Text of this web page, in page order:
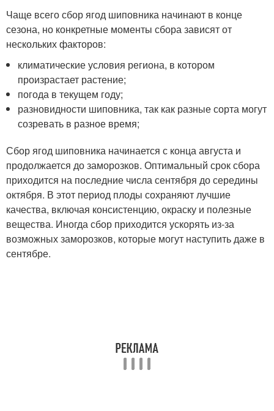
Чаще всего сбор ягод шиповника начинают в конце
сезона, но конкретные моменты сбора зависят от
нескольких факторов:
климатические условия региона, в котором
произрастает растение;
погода в текущем году;
разновидности шиповника, так как разные сорта могут
созревать в разное время;
Сбор ягод шиповника начинается с конца августа и
продолжается до заморозков. Оптимальный срок сбора
приходится на последние числа сентября до середины
октября. В этот период плоды сохраняют лучшие
качества, включая консистенцию, окраску и полезные
вещества. Иногда сбор приходится ускорять из-за
возможных заморозков, которые могут наступить даже в
сентябре.